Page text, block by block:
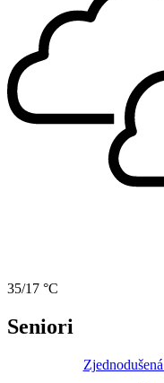
35/17 °C
Seniori